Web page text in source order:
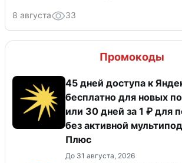
8 августа 33
Промокоды
45 дней доступа к
бесплатно для новых
или 30 дней за 1 ₽ для
без активной
Плюс
До 31 августа, 2026